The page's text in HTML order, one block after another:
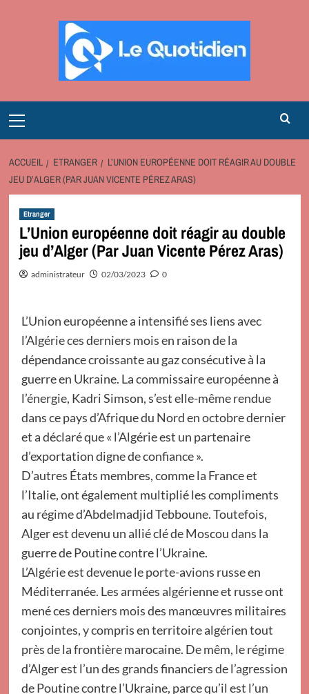
Menu
ACCUEIL ETRANGER
L’UNION EUROPÉENNE DOIT RÉAGIR AU DOUBLE
JEU D’ALGER (PAR JUAN VICENTE PÉREZ ARAS)
Etranger
L’Union européenne doit réagir au double
jeu d’Alger (Par Juan Vicente Pérez Aras)
administrateur 02/03/2023 0
L’Union européenne a intensifié ses liens avec
l’Algérie ces derniers mois en raison de la
dépendance croissante au gaz consécutive à la
guerre en Ukraine. La commissaire européenne à
l’énergie, Kadri Simson, s’est elle-même rendue
dans ce pays d’Afrique du Nord en octobre dernier
et a déclaré que « l’Algérie est un partenaire
d’exportation digne de confiance ».
D’autres États membres, comme la France et
l’Italie, ont également multiplié les compliments
au régime d’Abdelmadjid Tebboune. Toutefois,
Alger est devenu un allié clé de Moscou dans la
guerre de Poutine contre l’Ukraine.
L’Algérie est devenue le porte-avions russe en
Méditerranée. Les armées algérienne et russe ont
mené ces derniers mois des manœuvres militaires
conjointes, y compris en territoire algérien tout
près de la frontière marocaine. De mêm, le régime
d’Alger est l’un des grands financiers de l’agression
de Poutine contre l’Ukraine, parce qu’il est l’un